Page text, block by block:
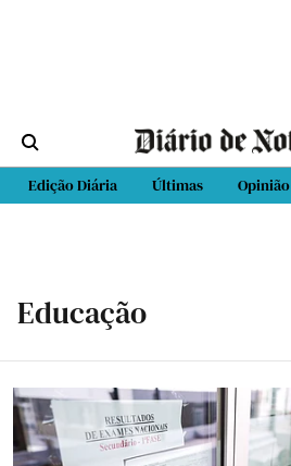
Edição Diária Últimas Opinião
Educação